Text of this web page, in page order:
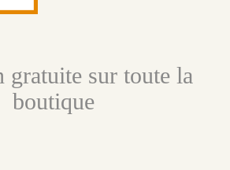
gratuite sur toute la
boutique